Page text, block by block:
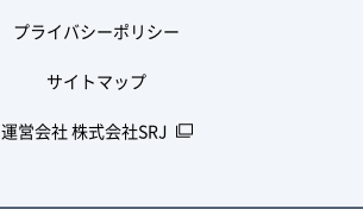
プライバシーポリシー
サイトマップ
運営会社 株式会社SRJ